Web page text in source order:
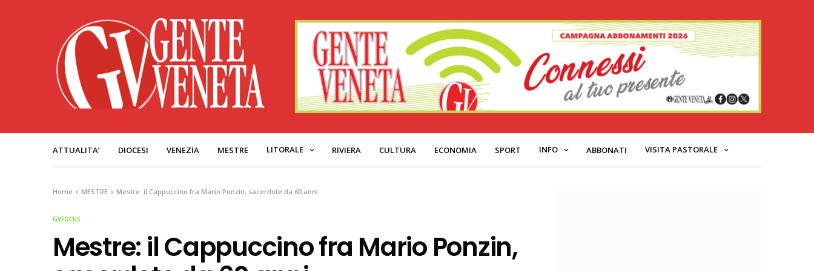
ATTUALITA’ DIOCESI VENEZIA MESTRE LITORALE RIVIERA CULTURA ECONOMIA SPORT INFO ABBONATI VISITA PASTORALE
Home MESTRE Mestre: il Cappuccino fra Mario Ponzin, sacerdote da 60 anni
GVFOCUS
Mestre: il Cappuccino fra Mario Ponzin,